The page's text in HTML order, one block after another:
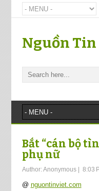
Nguồn Tin
Bắt “cán bộ
phụ nữ
Author:Anonymous| 8:03
@ nguontinviet.com